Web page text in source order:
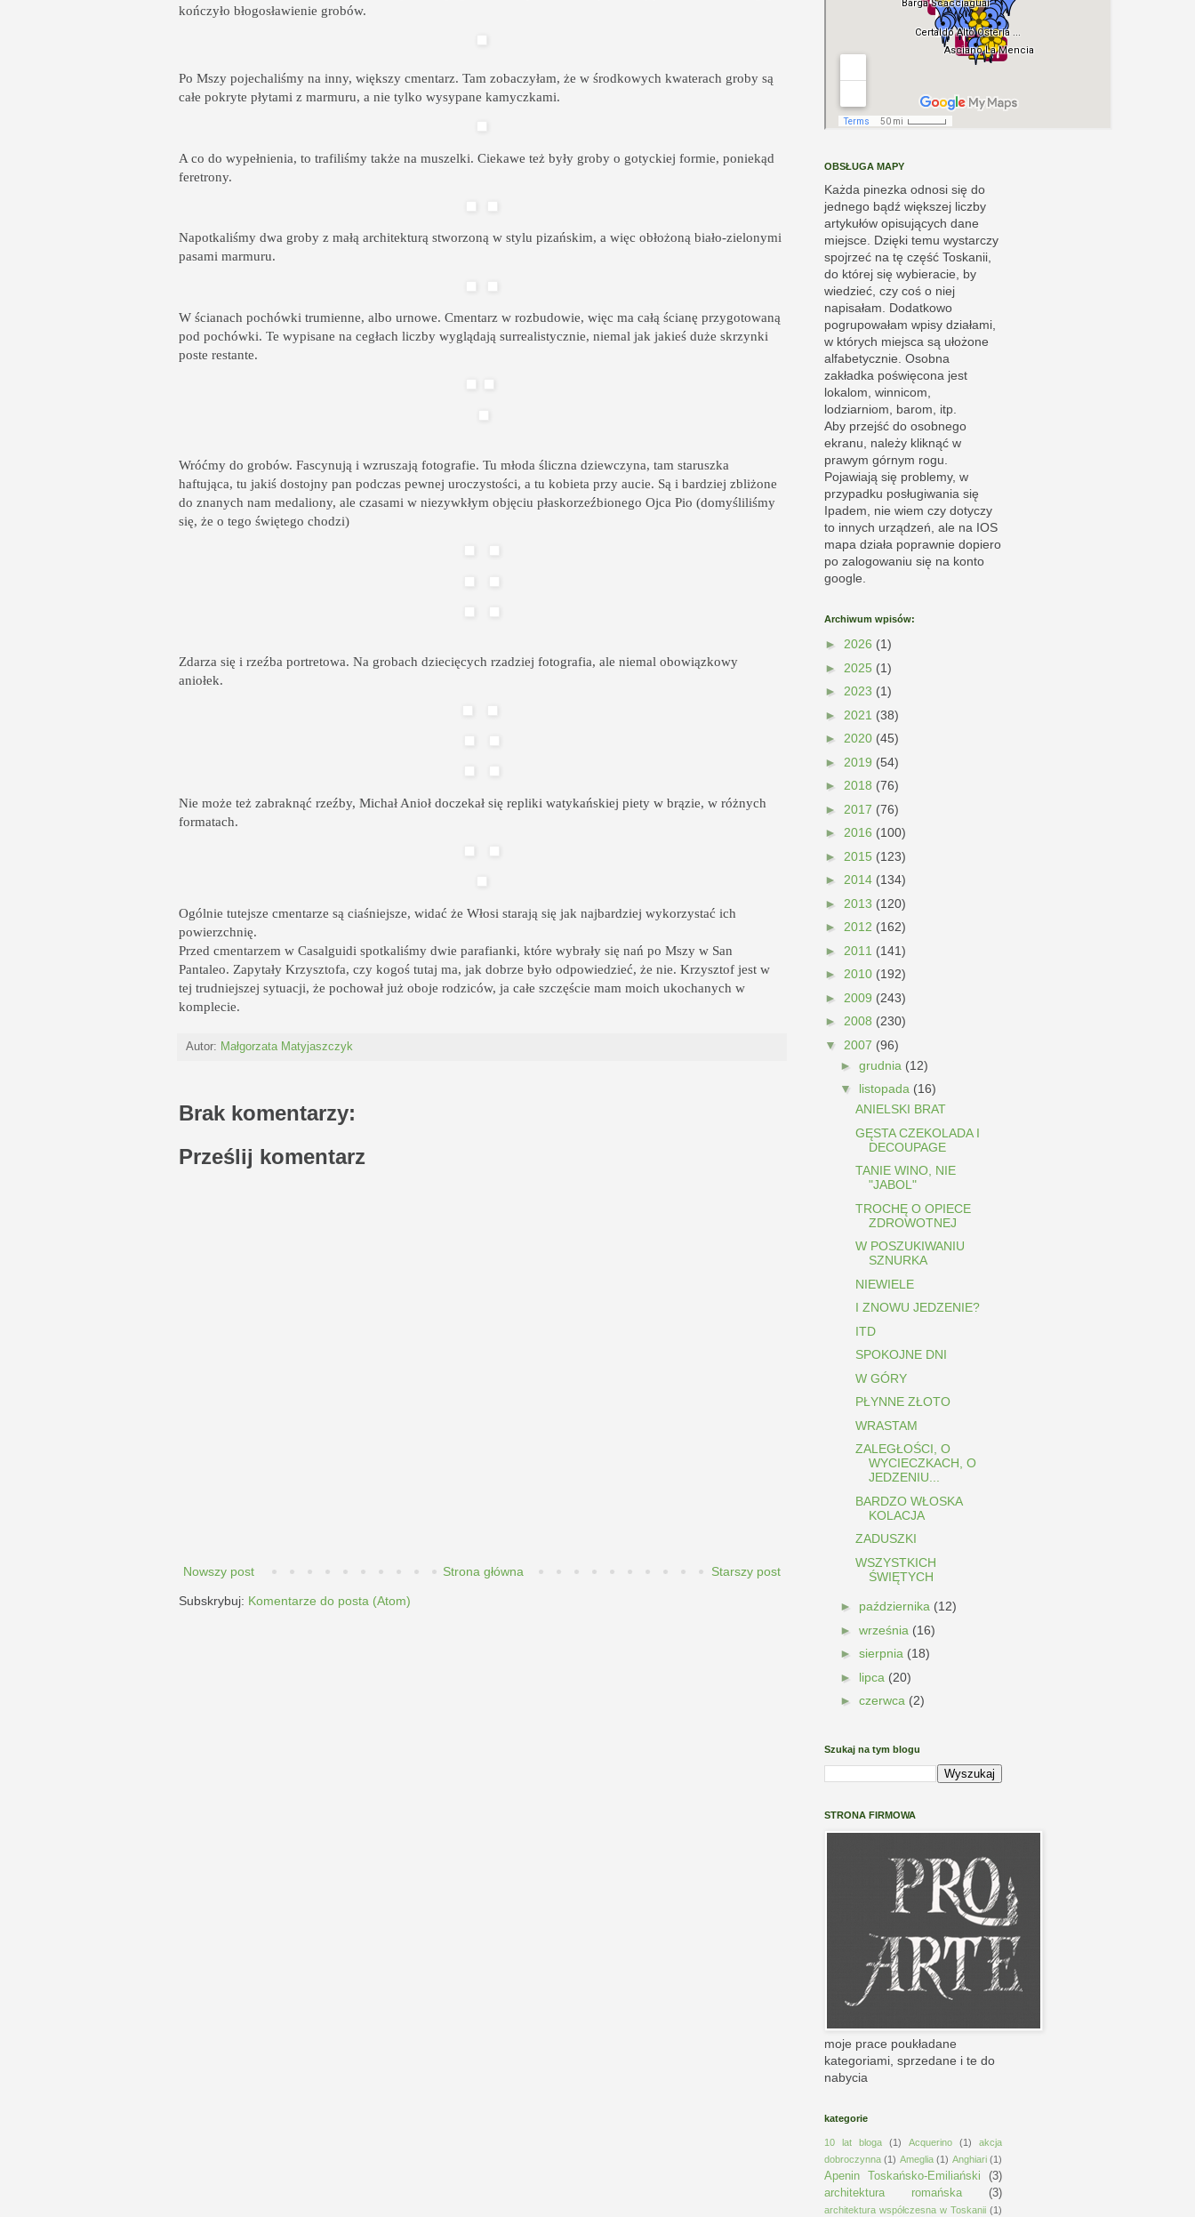
kończyło błogosławienie grobów.
Po Mszy pojechaliśmy na inny, większy cmentarz. Tam zobaczyłam, że w środkowych kwaterach groby są
całe pokryte płytami z marmuru, a nie tylko wysypane kamyczkami.
A co do wypełnienia, to trafiliśmy także na muszelki. Ciekawe też były groby o gotyckiej formie, poniekąd
feretrony.
Napotkaliśmy dwa groby z małą architekturą stworzoną w stylu pizańskim, a więc obłożoną biało-zielonymi
pasami marmuru.
W ścianach pochówki trumienne, albo urnowe. Cmentarz w rozbudowie, więc ma całą ścianę przygotowaną
pod pochówki. Te wypisane na cegłach liczby wyglądają surrealistycznie, niemal jak jakieś duże skrzynki
poste restante.
Wróćmy do grobów. Fascynują i wzruszają fotografie. Tu młoda śliczna dziewczyna, tam staruszka
haftująca, tu jakiś dostojny pan podczas pewnej uroczystości, a tu kobieta przy aucie. Są i bardziej zbliżone
do znanych nam medaliony, ale czasami w niezywkłym objęciu płaskorzeźbionego Ojca Pio (domyśliliśmy
się, że o tego świętego chodzi)
Zdarza się i rzeźba portretowa. Na grobach dziecięcych rzadziej fotografia, ale niemal obowiązkowy
aniołek.
Nie może też zabraknąć rzeźby, Michał Anioł doczekał się repliki watykańskiej piety w brązie, w różnych
formatach.
Ogólnie tutejsze cmentarze są ciaśniejsze, widać że Włosi starają się jak najbardziej wykorzystać ich
powierzchnię.
Przed cmentarzem w Casalguidi spotkaliśmy dwie parafianki, które wybrały się nań po Mszy w San
Pantaleo. Zapytały Krzysztofa, czy kogoś tutaj ma, jak dobrze było odpowiedzieć, że nie. Krzysztof jest w
tej trudniejszej sytuacji, że pochował już oboje rodziców, ja całe szczęście mam moich ukochanych w
komplecie.
Autor: Małgorzata Matyjaszczyk
Brak komentarzy:
Prześlij komentarz
Nowszy post Starszy post
Strona główna
Subskrybuj: Komentarze do posta (Atom)
OBSŁUGA MAPY
Każda pinezka odnosi się do
jednego bądź większej liczby
artykułów opisujących dane
miejsce. Dzięki temu wystarczy
spojrzeć na tę część Toskanii,
do której się wybieracie, by
wiedzieć, czy coś o niej
napisałam. Dodatkowo
pogrupowałam wpisy działami,
w których miejsca są ułożone
alfabetycznie. Osobna
zakładka poświęcona jest
lokalom, winnicom,
lodziarniom, barom, itp.
Aby przejść do osobnego
ekranu, należy kliknąć w
prawym górnym rogu.
Pojawiają się problemy, w
przypadku posługiwania się
Ipadem, nie wiem czy dotyczy
to innych urządzeń, ale na IOS
mapa działa poprawnie dopiero
po zalogowaniu się na konto
google.
Archiwum wpisów:
► 2026 (1)
► 2025 (1)
► 2023 (1)
► 2021 (38)
► 2020 (45)
► 2019 (54)
► 2018 (76)
► 2017 (76)
► 2016 (100)
► 2015 (123)
► 2014 (134)
► 2013 (120)
► 2012 (162)
► 2011 (141)
► 2010 (192)
► 2009 (243)
► 2008 (230)
▼ 2007 (96)
► grudnia (12)
▼ listopada (16)
ANIELSKI BRAT
GĘSTA CZEKOLADA I
DECOUPAGE
TANIE WINO, NIE
"JABOL"
TROCHĘ O OPIECE
ZDROWOTNEJ
W POSZUKIWANIU
SZNURKA
NIEWIELE
I ZNOWU JEDZENIE?
ITD
SPOKOJNE DNI
W GÓRY
PŁYNNE ZŁOTO
WRASTAM
ZALEGŁOŚCI, O
WYCIECZKACH, O
JEDZENIU...
BARDZO WŁOSKA
KOLACJA
ZADUSZKI
WSZYSTKICH
ŚWIĘTYCH
► października (12)
► września (16)
► sierpnia (18)
► lipca (20)
► czerwca (2)
Szukaj na tym blogu
STRONA FIRMOWA
moje prace poukładane
kategoriami, sprzedane i te do
nabycia
kategorie
10 lat bloga (1) Acquerino (1)
akcja
dobroczynna (1) Ameglia (1) Anghiari (1)
Apenin Toskańsko-Emiliański
(3)
architektura romańska
(3)
architektura współczesna w Toskanii (1)